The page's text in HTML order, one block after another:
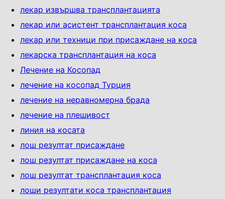
лекар извършва трансплантацията
лекар или асистент трансплантация коса
лекар или техници при присаждане на коса
лекарска трансплантация на коса
Лечение на Косопад
лечение на косопад Турция
лечение на неравномерна брада
лечение на плешивост
линия на косата
лош резултат присаждане
лош резултат присаждане на коса
лош резултат трансплантация коса
лоши резултати коса трансплантация